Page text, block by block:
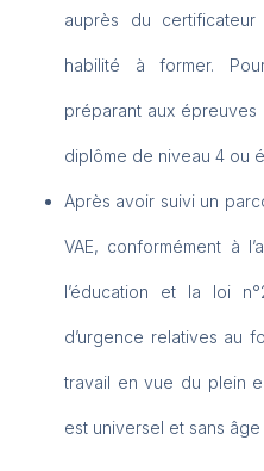
auprès du
habilité à former.
préparant aux épreuves
diplôme de niveau 4 ou
Après avoir suivi un
VAE, conformément à
l’éducation et la loi
d’urgence relatives au
travail en vue du plein
est universel et sans âge